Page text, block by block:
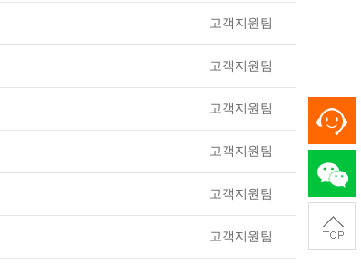
고객지원팀
고객지원팀
고객지원팀
고객지원팀
고객지원팀
고객지원팀